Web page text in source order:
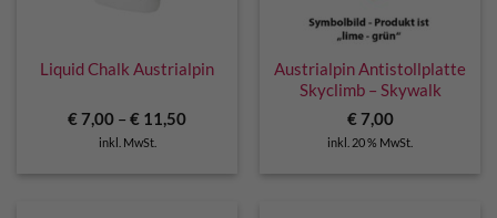
Liquid Chalk Austrialpin
€7,00 – € 11,50
inkl. MwSt.
Austrialpin Antistollplatte
Skyclimb – Skywalk
€7,00
inkl. 20 % MwSt.